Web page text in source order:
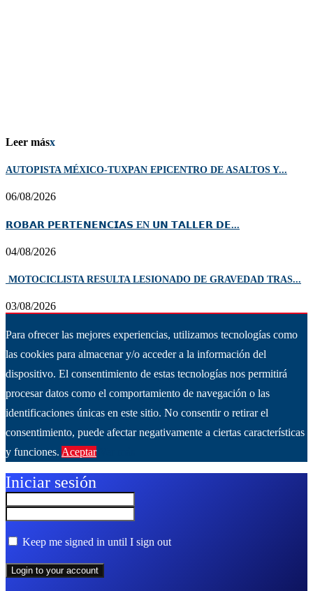
Leer másx
AUTOPISTA MÉXICO-TUXPAN EPICENTRO DE ASALTOS Y...
06/08/2026
𝗥𝗢𝗕𝗔𝗥 𝗣𝗘𝗥𝗧𝗘𝗡𝗘𝗡𝗖𝗜𝗔𝗦 EN 𝗨𝗡 𝗧𝗔𝗟𝗟𝗘𝗥 𝗗𝗘...
04/08/2026
MOTOCICLISTA RESULTA LESIONADO DE GRAVEDAD TRAS...
03/08/2026
Para ofrecer las mejores experiencias, utilizamos tecnologías como
las cookies para almacenar y/o acceder a la información del
dispositivo. El consentimiento de estas tecnologías nos permitirá
procesar datos como el comportamiento de navegación o las
identificaciones únicas en este sitio. No consentir o retirar el
consentimiento, puede afectar negativamente a ciertas características
y funciones. Aceptar
Iniciar sesión
Keep me signed in until I sign out